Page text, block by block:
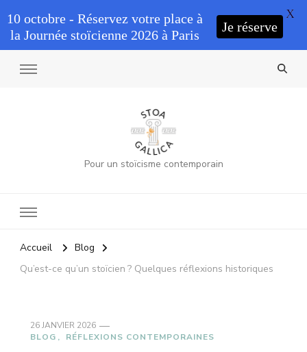
Pour un stoïcisme contemporain
Accueil
Blog
Qu’est-ce qu’un stoïcien ? Quelques réflexions historiques
26 JANVIER 2026
BLOG
RÉFLEXIONS CONTEMPORAINES
10 octobre - Réservez votre place à
la Journée stoïcienne 2026 à Paris
Je réserve
X